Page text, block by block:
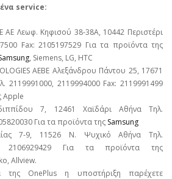
service:
ΑΕ Λεωφ. Κηφισού 38-38Α, 10442 Περιστέρι
Fax: 2105197529 Για τα προϊόντα της
, Siemens, LG, HTC
ΑΕΒΕ Αλεξάνδρου Πάντου 25, 17671
2119991000, 2119994000 Fax: 2119991499
Apple
7, 12461 Χαϊδάρι Αθήνα Τηλ.
Για τα προϊόντα της Samsung
7-9, 11526 Ν. Ψυχικό Αθήνα Τηλ.
2106929429 Για τα προϊόντα της
Allview.
της OnePlus η υποστήριξη παρέχετε